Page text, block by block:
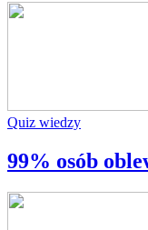
Quiz wiedzy
99% osób